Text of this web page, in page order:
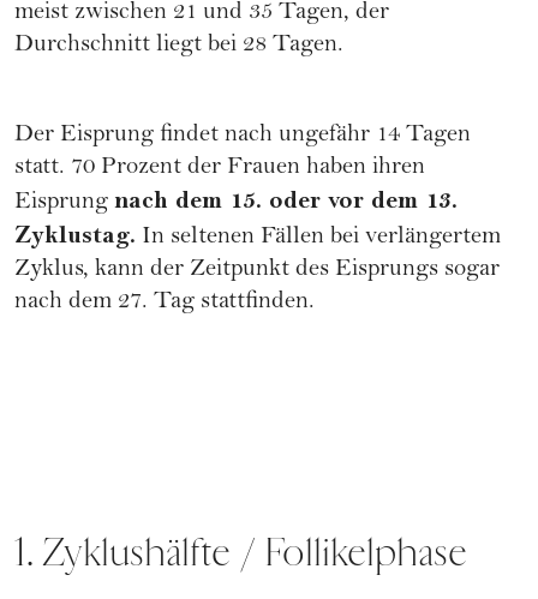
meist zwischen 21 und 35 Tagen, der
Durchschnitt liegt bei 28 Tagen.
Der Eisprung findet nach ungefähr 14 Tagen
statt. 70 Prozent der Frauen haben ihren
Eisprung nach dem 15. oder vor dem 13.
Zyklustag. In seltenen Fällen bei verlängertem
Zyklus, kann der Zeitpunkt des Eisprungs sogar
nach dem 27. Tag stattfinden.
1. Zyklushälfte / Follikelphase